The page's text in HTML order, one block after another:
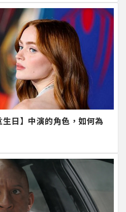
日】中演的角色，如何為